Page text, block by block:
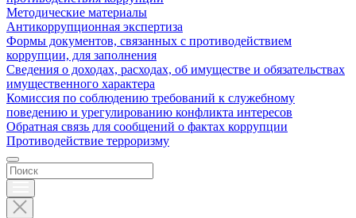
Методические материалы
Антикоррупционная экспертиза
Формы документов, связанных с противодействием
коррупции, для заполнения
Сведения о доходах, расходах, об имуществе и обязательствах
имущественного характера
Комиссия по соблюдению требований к служебному
поведению и урегулированию конфликта интересов
Обратная связь для сообщений о фактах коррупции
Противодействие терроризму